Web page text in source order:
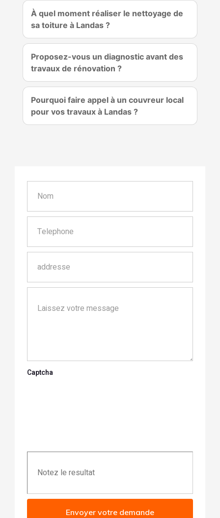
À quel moment réaliser le nettoyage de
sa toiture à Landas ?
Proposez-vous un diagnostic avant des
travaux de rénovation ?
Pourquoi faire appel à un couvreur local
pour vos travaux à Landas ?
Captcha
Envoyer votre demande